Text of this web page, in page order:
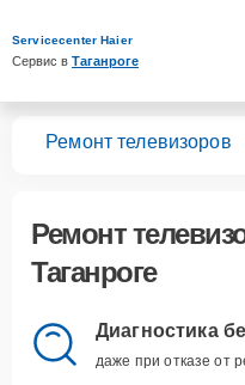
Servicecenter Haier
Сервис в Таганроге
Ремонт телевизоров
Ремонт
Таганроге
Диагностика
даже при отказе от